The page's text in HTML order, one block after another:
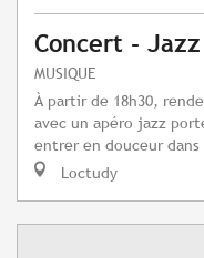
Concert -
MUSIQUE
À partir de 18h30,
avec un apéro jazz
entrer en douceur
Loctudy